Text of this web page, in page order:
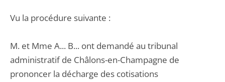
Vu la procédure suivante :
M. et Mme A... B... ont demandé au tribunal
administratif de Châlons-en-Champagne de
prononcer la décharge des cotisations